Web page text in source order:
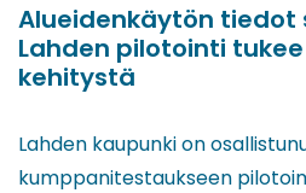
Alueidenkäytön tiedot
Lahden pilotointi
kehitystä
Lahden kaupunki on
kumppanitestaukseen